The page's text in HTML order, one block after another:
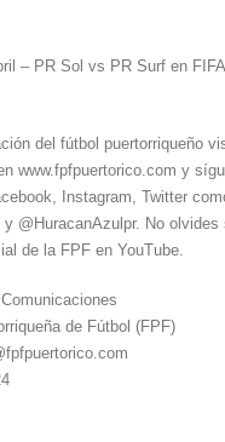
– PR Sol vs PR Surf en
del fútbol puertorriqueño
www.fpfpuertorico.com y
Instagram, Twitter
y @HuracanAzulpr. No
de la FPF en YouTube.
de Fútbol (FPF)